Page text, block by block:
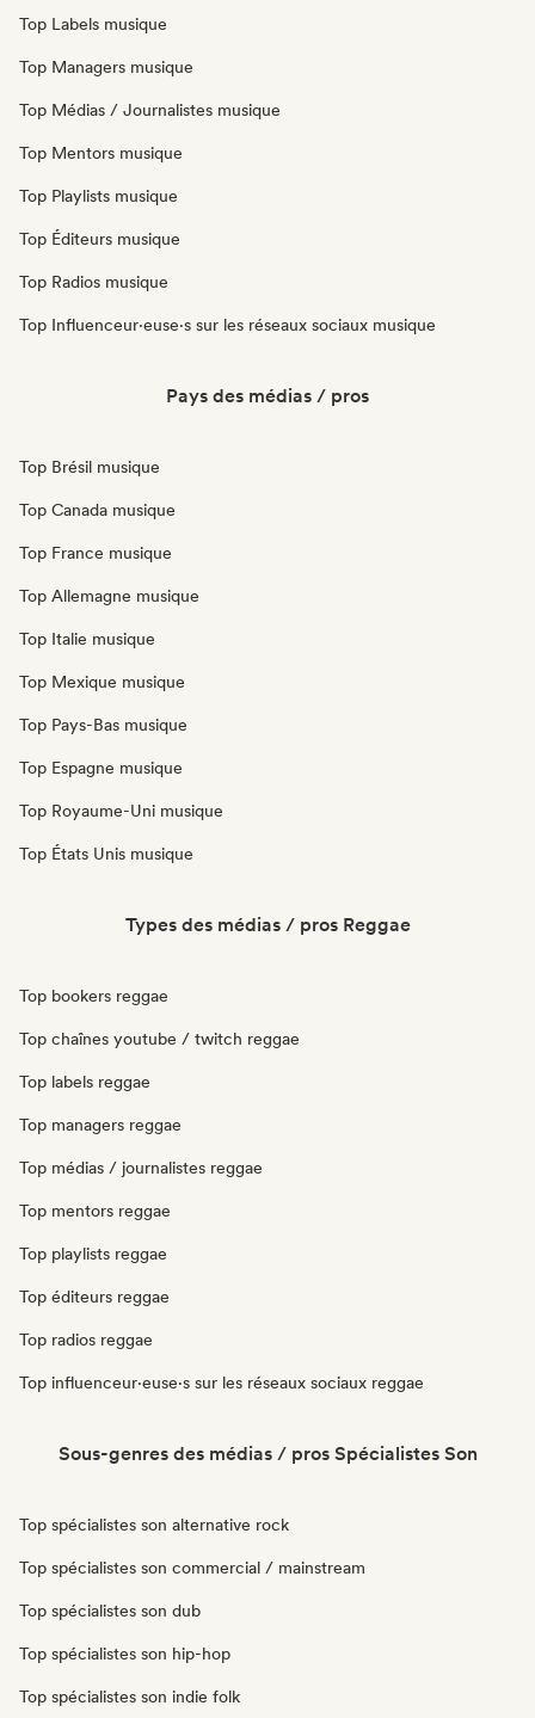
Top Labels musique
Top Managers musique
Top Médias / Journalistes musique
Top Mentors musique
Top Playlists musique
Top Éditeurs musique
Top Radios musique
Top Influenceur·euse·s sur les réseaux sociaux musique
Pays des médias / pros
Top Brésil musique
Top Canada musique
Top France musique
Top Allemagne musique
Top Italie musique
Top Mexique musique
Top Pays-Bas musique
Top Espagne musique
Top Royaume-Uni musique
Top États Unis musique
Types des médias / pros Reggae
Top bookers reggae
Top chaînes youtube / twitch reggae
Top labels reggae
Top managers reggae
Top médias / journalistes reggae
Top mentors reggae
Top playlists reggae
Top éditeurs reggae
Top radios reggae
Top influenceur·euse·s sur les réseaux sociaux reggae
Sous-genres des médias / pros Spécialistes Son
Top spécialistes son alternative rock
Top spécialistes son commercial / mainstream
Top spécialistes son dub
Top spécialistes son hip-hop
Top spécialistes son indie folk